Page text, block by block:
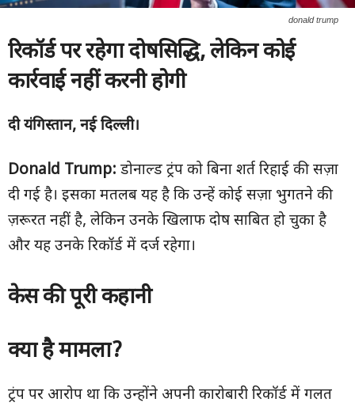
donald trump
रिकॉर्ड पर रहेगा दोषसिद्धि,लेकिन कोई
कार्रवाई नहीं करनी होगी
दी यंगिस्तान, नई दिल्ली।
Donald Trump: डोनाल्ड ट्रंप को बिना शर्त रिहाई की सज़ा
दी गई है। इसका मतलब यह है कि उन्हें कोई सज़ा भुगतने की
ज़रूरत नहीं है, लेकिन उनके खिलाफ दोष साबित हो चुका है
और यह उनके रिकॉर्ड में दर्ज रहेगा।
केस की पूरी कहानी
क्या है मामला?
ट्रंप पर आरोप था कि उन्होंने अपनी कारोबारी रिकॉर्ड में गलत